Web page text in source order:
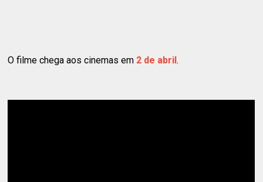
O filme chega aos cinemas em 2 de abril.